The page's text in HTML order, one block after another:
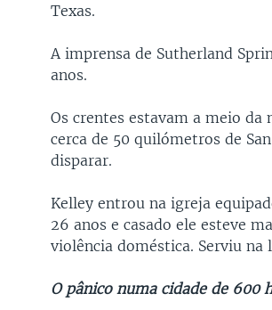
Texas.
A imprensa de Sutherland
anos.
Os crentes estavam a meio da
cerca de 50 quilómetros de
disparar.
Kelley entrou na igreja
26 anos e casado ele esteve
violência doméstica. Serviu na
O pânico numa cidade de 600